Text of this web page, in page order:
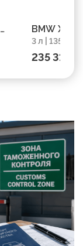
BMW X5
135000 км
3 л | 135000
235 313